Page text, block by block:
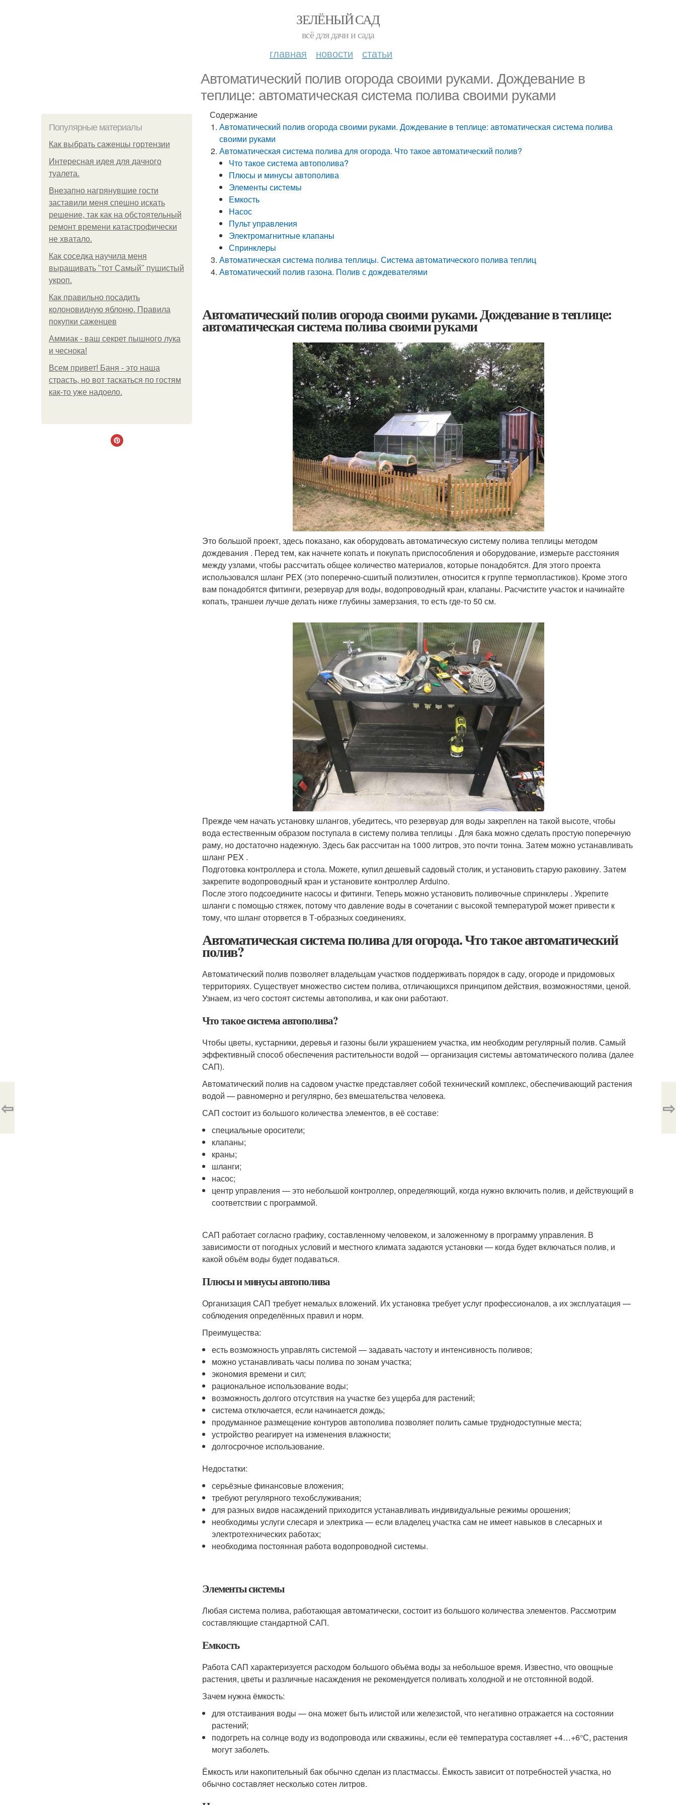
ЗЕЛЁНЫЙ САД
всё для дачи и сада
главная новости статьи
Автоматический полив огорода своими руками. Дождевание в
теплице: автоматическая система полива своими руками
Популярные материалы
Как выбрать саженцы гортензии
Интересная идея для дачного
туалета.
Внезапно нагрянувшие гости
заставили меня спешно искать
решение, так как на обстоятельный
ремонт времени катастрофически
не хватало.
Как соседка научила меня
выращивать "тот Самый" пушистый
укроп.
Как правильно посадить
колоновидную яблоню. Правила
покупки саженцев
Аммиак - ваш секрет пышного лука
и чеснока!
Всем привет! Баня - это наша
страсть, но вот таскаться по гостям
как-то уже надоело.
Содержание
Автоматический полив огорода своими руками. Дождевание в теплице: автоматическая система полива
своими руками
Автоматическая система полива для огорода. Что такое автоматический полив?
Что такое система автополива?
Плюсы и минусы автополива
Элементы системы
Емкость
Насос
Пульт управления
Электромагнитные клапаны
Спринклеры
Автоматическая система полива теплицы. Система автоматического полива теплиц
Автоматический полив газона. Полив с дождевателями
Автоматический полив огорода своими руками. Дождевание в теплице:
автоматическая система полива своими руками
Это большой проект, здесь показано, как оборудовать автоматическую систему полива теплицы методом
дождевания . Перед тем, как начнете копать и покупать приспособления и оборудование, измерьте расстояния
между узлами, чтобы рассчитать общее количество материалов, которые понадобятся. Для этого проекта
использовался шланг PEX (это поперечно-сшитый полиэтилен, относится к группе термопластиков). Кроме этого
вам понадобятся фитинги, резервуар для воды, водопроводный кран, клапаны. Расчистите участок и начинайте
копать, траншеи лучше делать ниже глубины замерзания, то есть где-то 50 см.
Прежде чем начать установку шлангов, убедитесь, что резервуар для воды закреплен на такой высоте, чтобы
вода естественным образом поступала в систему полива теплицы . Для бака можно сделать простую поперечную
раму, но достаточно надежную. Здесь бак рассчитан на 1000 литров, это почти тонна. Затем можно устанавливать
шланг PEX .
Подготовка контроллера и стола. Можете, купил дешевый садовый столик, и установить старую раковину. Затем
закрепите водопроводный кран и установите контроллер Arduino.
После этого подсоедините насосы и фитинги. Теперь можно установить поливочные спринклеры . Укрепите
шланги с помощью стяжек, потому что давление воды в сочетании с высокой температурой может привести к
тому, что шланг оторвется в Т-образных соединениях.
Автоматическая система полива для огорода. Что такое автоматический
полив?
Автоматический полив позволяет владельцам участков поддерживать порядок в саду, огороде и придомовых
территориях. Существует множество систем полива, отличающихся принципом действия, возможностями, ценой.
Узнаем, из чего состоят системы автополива, и как они работают.
Что такое система автополива?
Чтобы цветы, кустарники, деревья и газоны были украшением участка, им необходим регулярный полив. Самый
эффективный способ обеспечения растительности водой — организация системы автоматического полива (далее
САП).
Автоматический полив на садовом участке представляет собой технический комплекс, обеспечивающий растения
водой — равномерно и регулярно, без вмешательства человека.
САП состоит из большого количества элементов, в её составе:
специальные оросители;
клапаны;
краны;
шланги;
насос;
центр управления — это небольшой контроллер, определяющий, когда нужно включить полив, и действующий в
соответствии с программой.
САП работает согласно графику, составленному человеком, и заложенному в программу управления. В
зависимости от погодных условий и местного климата задаются установки — когда будет включаться полив, и
какой объём воды будет подаваться.
Плюсы и минусы автополива
Организация САП требует немалых вложений. Их установка требует услуг профессионалов, а их эксплуатация —
соблюдения определённых правил и норм.
Преимущества:
есть возможность управлять системой — задавать частоту и интенсивность поливов;
можно устанавливать часы полива по зонам участка;
экономия времени и сил;
рациональное использование воды;
возможность долгого отсутствия на участке без ущерба для растений;
система отключается, если начинается дождь;
продуманное размещение контуров автополива позволяет полить самые труднодоступные места;
устройство реагирует на изменения влажности;
долгосрочное использование.
Недостатки:
серьёзные финансовые вложения;
требуют регулярного техобслуживания;
для разных видов насаждений приходится устанавливать индивидуальные режимы орошения;
необходимы услуги слесаря и электрика — если владелец участка сам не имеет навыков в слесарных и
электротехнических работах;
необходима постоянная работа водопроводной системы.
Элементы системы
Любая система полива, работающая автоматически, состоит из большого количества элементов. Рассмотрим
составляющие стандартной САП.
Емкость
Работа САП характеризуется расходом большого объёма воды за небольшое время. Известно, что овощные
растения, цветы и различные насаждения не рекомендуется поливать холодной и не отстоянной водой.
Зачем нужна ёмкость:
для отстаивания воды — она может быть илистой или железистой, что негативно отражается на состоянии
растений;
подогреть на солнце воду из водопровода или скважины, если её температура составляет +4…+6°С, растения
могут заболеть.
Ёмкость или накопительный бак обычно сделан из пластмассы. Ёмкость зависит от потребностей участка, но
обычно составляет несколько сотен литров.
⇦ ⇨